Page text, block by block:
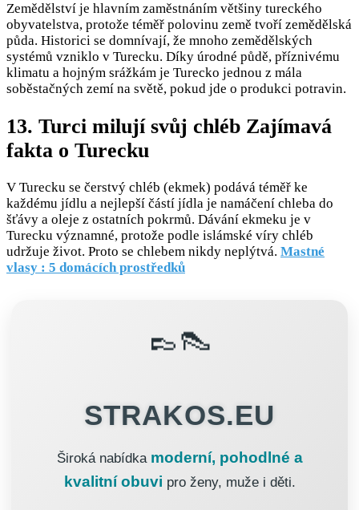
Zemědělství je hlavním zaměstnáním většiny tureckého
obyvatelstva, protože téměř polovinu země tvoří zemědělská
půda. Historici se domnívají, že mnoho zemědělských
systémů vzniklo v Turecku. Díky úrodné půdě, příznivému
klimatu a hojným srážkám je Turecko jednou z mála
soběstačných zemí na světě, pokud jde o produkci potravin.
13. Turci milují svůj chléb Zajímavá
fakta o Turecku
V Turecku se čerstvý chléb (ekmek) podává téměř ke
každému jídlu a nejlepší částí jídla je namáčení chleba do
šťávy a oleje z ostatních pokrmů. Dávání ekmeku je v
Turecku významné, protože podle islámské víry chléb
udržuje život. Proto se chlebem nikdy neplýtvá. Mastné
vlasy : 5 domácích prostředků
👞👠
STRAKOS.EU
Široká nabídka moderní, pohodlné a
kvalitní obuvi pro ženy, muže i děti.